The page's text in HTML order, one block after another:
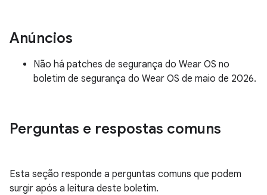
Anúncios
Não há patches de segurança do Wear OS no
boletim de segurança do Wear OS de maio de 2026.
Perguntas e respostas comuns
Esta seção responde a perguntas comuns que podem
surgir após a leitura deste boletim.